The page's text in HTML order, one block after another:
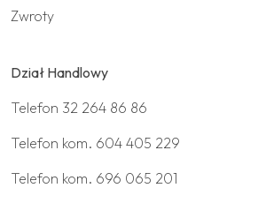
Zwroty
Dział Handlowy
Telefon 32 264 86 86
Telefon kom. 604 405 229
Telefon kom. 696 065 201